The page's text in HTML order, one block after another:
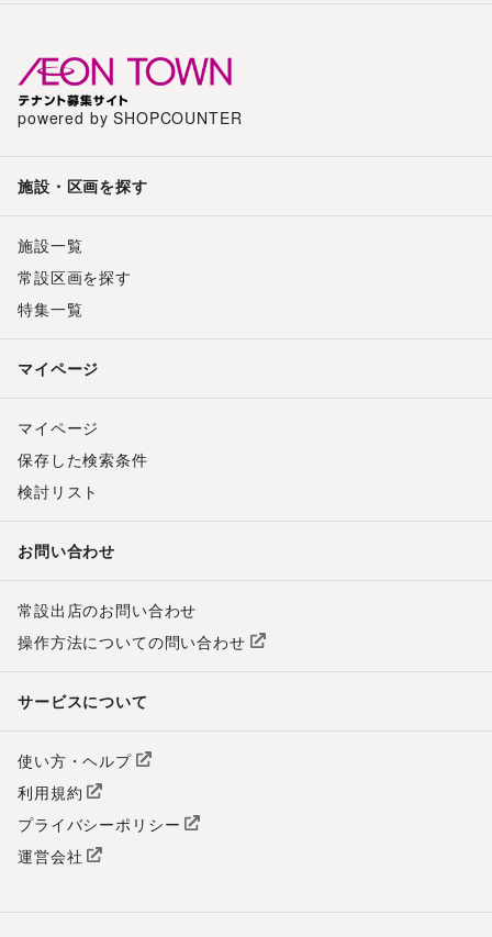
powered by SHOPCOUNTER
施設・区画を探す
施設一覧
常設区画を探す
特集一覧
マイページ
マイページ
保存した検索条件
検討リスト
お問い合わせ
常設出店のお問い合わせ
操作方法についての問い合わせ
サービスについて
使い方・ヘルプ
利用規約
プライバシーポリシー
運営会社